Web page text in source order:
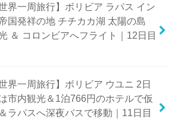
世界一周旅行】ボリビア ラパス イン
国発祥の地 チチカカ湖 太陽の島
＆ コロンビアへフライト｜12日目
世界一周旅行】ボリビア ウユニ 2日
市内観光＆1泊766円のホテルで仮
ラパスへ深夜バスで移動｜11日目